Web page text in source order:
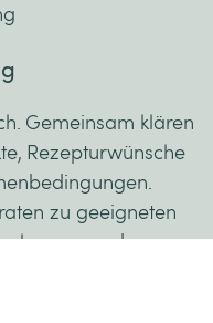
Gemeinsam klären
Rezepturwünsche
zu geeigneten
und